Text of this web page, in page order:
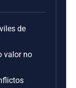
de
valor no